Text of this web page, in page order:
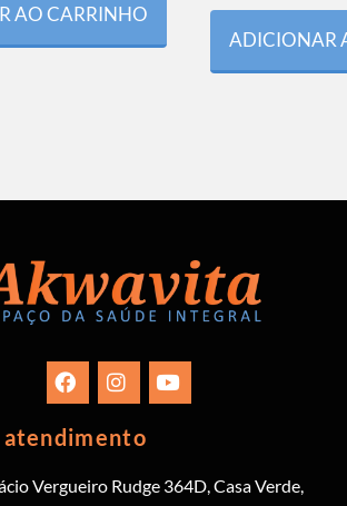
AO CARRINHO
ADICIONAR
atendimento
Vergueiro Rudge 364D, Casa Verde,